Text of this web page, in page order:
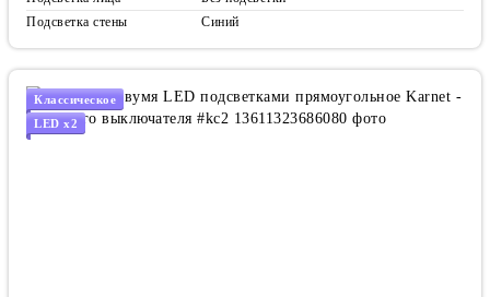
Подсветка стены
Синий
Классическое
LED x2